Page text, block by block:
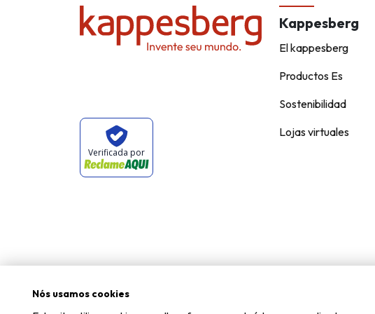
Verificada por
Kappesberg
El kappesberg
Productos Es
Sostenibilidad
Lojas virtuales
Nós usamos cookies